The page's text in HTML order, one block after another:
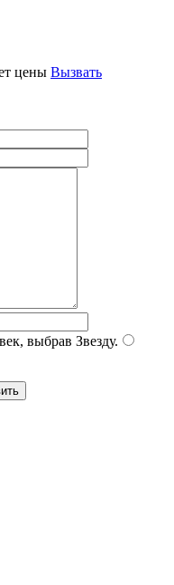
цены Вызвать
выбрав Звезду.